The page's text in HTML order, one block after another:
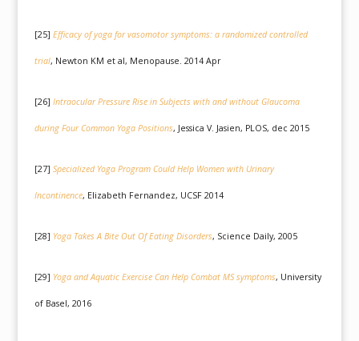
[25] Efficacy ofyogafor vasomotor symptoms: a randomized controlled
trial, Newton KM et al, Menopause. 2014 Apr
[26] Intraocular Pressure Rise in Subjects with and without Glaucoma
during Four Common YogaPositions, Jessica V. Jasien, PLOS, dec 2015
[27] Specialized YogaProgram Could Help Women with Urinary
Incontinence, Elizabeth Fernandez, UCSF 2014
[28] YogaTakes A Bite Out Of Eating Disorders, Science Daily, 2005
[29] Yogaand Aquatic Exercise Can Help Combat MS symptoms, University
of Basel, 2016